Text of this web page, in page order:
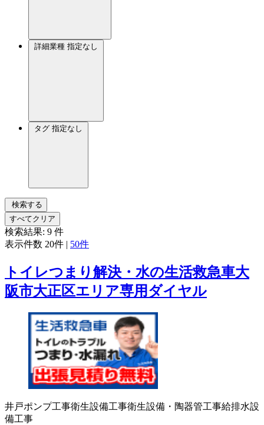
詳細業種 指定なし
タグ 指定なし
検索する
すべてクリア
検索結果: 9 件
表示件数 20件 | 50件
トイレつまり解決・水の生活救急車大
阪市大正区エリア専用ダイヤル
井戸ポンプ工事衛生設備工事衛生設備・陶器管工事給排水設
備工事